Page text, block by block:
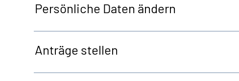
Persönliche Daten ändern
Anträge stellen